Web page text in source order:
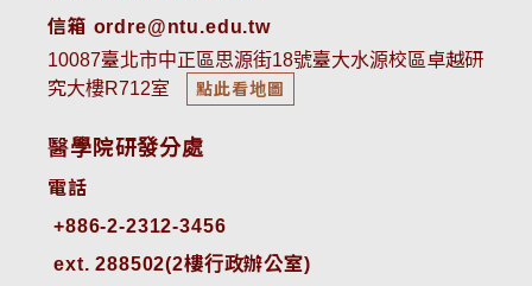
信箱 ordre@ntu.edu.tw
10087臺北市中正區思源街18號臺大水源校區卓越研
究大樓R712室
點此看地圖
醫學院研發分處
電話
ext. 288502(2樓行政辦公室)